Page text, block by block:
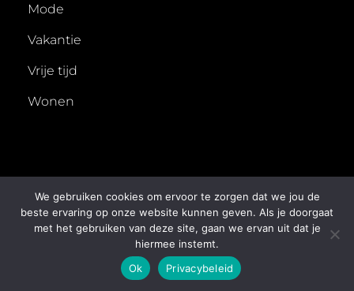
Mode
Vakantie
Vrije tijd
Wonen
COPYRIGHT © 2026 50X . ALL RIGHTS RESERVED.
| FOTOGRAFIE BY
We gebruiken cookies om ervoor te zorgen dat we jou de
beste ervaring op onze website kunnen geven. Als je doorgaat
met het gebruiken van deze site, gaan we ervan uit dat je
hiermee instemt.
Ok
Privacybeleid